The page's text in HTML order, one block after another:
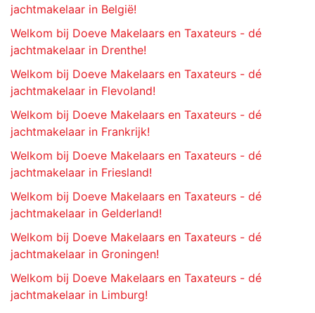
jachtmakelaar in België!
Welkom bij Doeve Makelaars en Taxateurs - dé
jachtmakelaar in Drenthe!
Welkom bij Doeve Makelaars en Taxateurs - dé
jachtmakelaar in Flevoland!
Welkom bij Doeve Makelaars en Taxateurs - dé
jachtmakelaar in Frankrijk!
Welkom bij Doeve Makelaars en Taxateurs - dé
jachtmakelaar in Friesland!
Welkom bij Doeve Makelaars en Taxateurs - dé
jachtmakelaar in Gelderland!
Welkom bij Doeve Makelaars en Taxateurs - dé
jachtmakelaar in Groningen!
Welkom bij Doeve Makelaars en Taxateurs - dé
jachtmakelaar in Limburg!